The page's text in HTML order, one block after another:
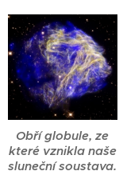
Obří globule, ze
které vznikla naše
sluneční soustava.